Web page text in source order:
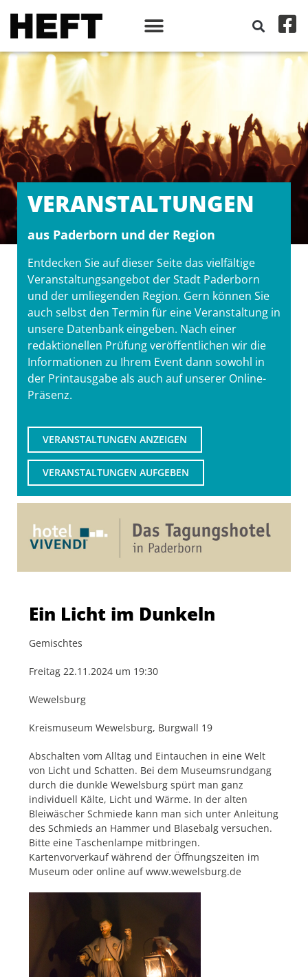
VERANSTALT­UNGEN
aus Paderborn und der Region
Entdecken Sie auf dieser Seite das vielfältige
Veranstaltungsangebot der Stadt Paderborn
und der umliegenden Region. Gern können Sie
auch selbst den Termin für eine Veranstaltung in
unsere Datenbank eingeben. Nach einer
redaktionellen Prüfung veröffentlichen wir die
Informationen zu Ihrem Event dann sowohl in
der Printausgabe als auch auf unserer Online-
Präsenz.
VERANSTALTUNGEN ANZEIGEN
VERANSTALTUNGEN AUFGEBEN
Ein Licht im Dunkeln
Gemischtes
Freitag 22.11.2024 um 19:30
Wewelsburg
Kreismuseum Wewelsburg, Burgwall 19
Abschalten vom Alltag und Eintauchen in eine Welt
von Licht und Schatten. Bei dem Museumsrundgang
durch die dunkle Wewelsburg spürt man ganz
individuell Kälte, Licht und Wärme. In der alten
Bleiwäscher Schmiede kann man sich unter Anleitung
des Schmieds an Hammer und Blasebalg versuchen.
Bitte eine Taschenlampe mitbringen.
Kartenvorverkauf während der Öffnungszeiten im
Museum oder online auf www.wewelsburg.de